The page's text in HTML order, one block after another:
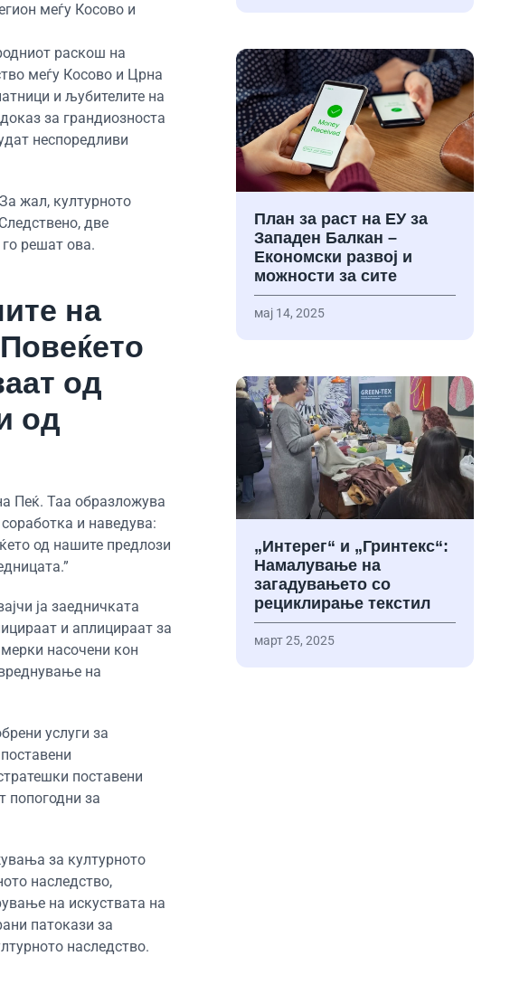
меѓу Косово и
раскош на
меѓу Косово и Црна
и љубителите на
за грандиозноста
неспоредливи
жал, културното
две
решат ова.
на
од
од
Пеќ. Таа образложува
и наведува:
од нашите предлози
ја заедничката
и аплицираат за
насочени кон
на
услуги за
поставени
попогодни за
за културното
наследство,
на искуствата на
патокази за
наследство.
План за раст на ЕУ за
Западен Балкан –
Економски развој и
можности за сите
мај 14, 2025
„Интерег“ и „Гринтекс“:
Намалување на
загадувањето со
рециклирање текстил
март 25, 2025